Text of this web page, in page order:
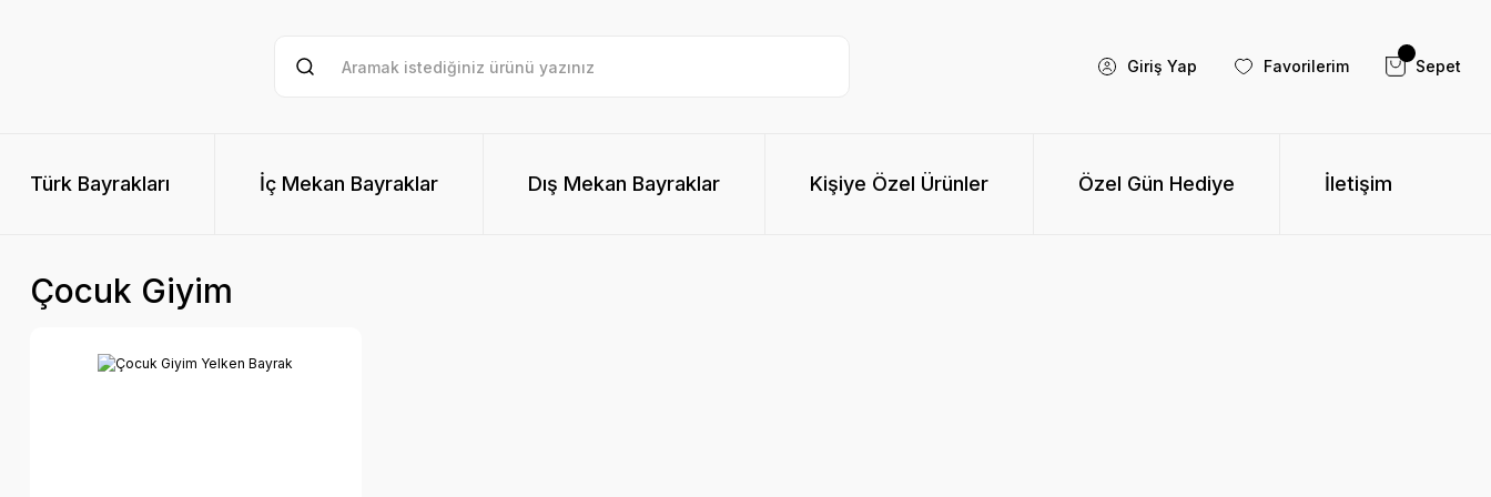
Giriş Yap Favorilerim Sepet
Türk Bayrakları İç Mekan Bayraklar Dış Mekan Bayraklar Kişiye Özel Ürünler Özel Gün Hediye İletişim
Çocuk Giyim